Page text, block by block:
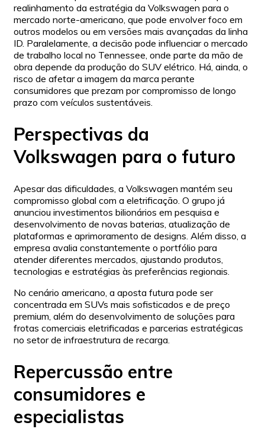
realinhamento da estratégia da Volkswagen para o
mercado norte-americano, que pode envolver foco em
outros modelos ou em versões mais avançadas da linha
ID. Paralelamente, a decisão pode influenciar o mercado
de trabalho local no Tennessee, onde parte da mão de
obra depende da produção do SUV elétrico. Há, ainda, o
risco de afetar a imagem da marca perante
consumidores que prezam por compromisso de longo
prazo com veículos sustentáveis.
Perspectivas da
Volkswagen para o futuro
Apesar das dificuldades, a Volkswagen mantém seu
compromisso global com a eletrificação. O grupo já
anunciou investimentos bilionários em pesquisa e
desenvolvimento de novas baterias, atualização de
plataformas e aprimoramento de designs. Além disso, a
empresa avalia constantemente o portfólio para
atender diferentes mercados, ajustando produtos,
tecnologias e estratégias às preferências regionais.
No cenário americano, a aposta futura pode ser
concentrada em SUVs mais sofisticados e de preço
premium, além do desenvolvimento de soluções para
frotas comerciais eletrificadas e parcerias estratégicas
no setor de infraestrutura de recarga.
Repercussão entre
consumidores e
especialistas